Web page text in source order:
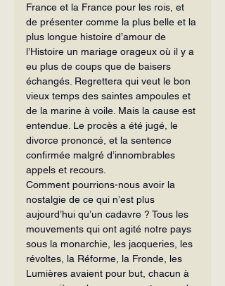
France et la France pour les rois, et
de présenter comme la plus belle et la
plus longue histoire d’amour de
l’Histoire un mariage orageux où il y a
eu plus de coups que de baisers
échangés. Regrettera qui veut le bon
vieux temps des saintes ampoules et
de la marine à voile. Mais la cause est
entendue. Le procès a été jugé, le
divorce prononcé, et la sentence
confirmée malgré d’innombrables
appels et recours.
Comment pourrions-nous avoir la
nostalgie de ce qui n’est plus
aujourd’hui qu’un cadavre ? Tous les
mouvements qui ont agité notre pays
sous la monarchie, les jacqueries, les
révoltes, la Réforme, la Fronde, les
Lumières avaient pour but, chacun à